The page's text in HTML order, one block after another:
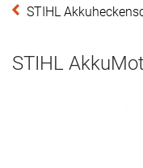
STIHL
STIHL